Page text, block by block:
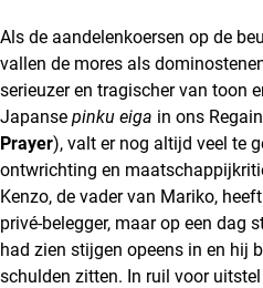
Als de aandelenkoersen op de
vallen de mores als
serieuzer en tragischer van toon
Japanse pinku eiga in ons
Prayer), valt er nog altijd veel te
ontwrichting en
Kenzo, de vader van Mariko,
privé-belegger, maar op een dag
had zien stijgen opeens in en hij
schulden zitten. In ruil voor